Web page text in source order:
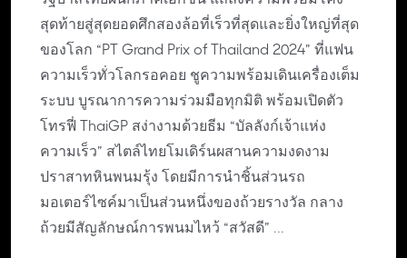
สุดท้ายสู่สุดยอดศึกสองล้อที่เร็วที่สุดและยิ่งใหญ่ที่สุด
ของโลก “PT Grand Prix of Thailand 2024” ที่แฟน
ความเร็วทั่วโลกรอคอย ชูความพร้อมเดินเครื่องเต็ม
ระบบ บูรณาการความร่วมมือทุกมิติ พร้อมเปิดตัว
โทรฟี่ ThaiGP สง่างามด้วยธีม “บัลลังก์เจ้าแห่ง
ความเร็ว” สไตล์ไทยโมเดิร์นผสานความงดงาม
ปราสาทหินพนมรุ้ง โดยมีการนำชิ้นส่วนรถ
มอเตอร์ไซค์มาเป็นส่วนหนึ่งของถ้วยรางวัล กลาง
ถ้วยมีสัญลักษณ์การพนมไหว้ “สวัสดี” ...